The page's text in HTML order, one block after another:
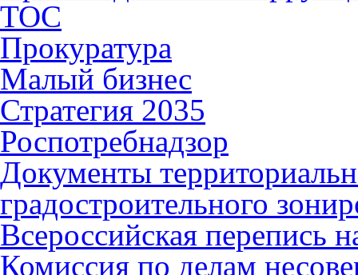
ТОС
Прокуратура
Малый бизнес
Стратегия 2035
Роспотребнадзор
Документы
градостроительного
Всероссийская перепись
Комиссия по делам